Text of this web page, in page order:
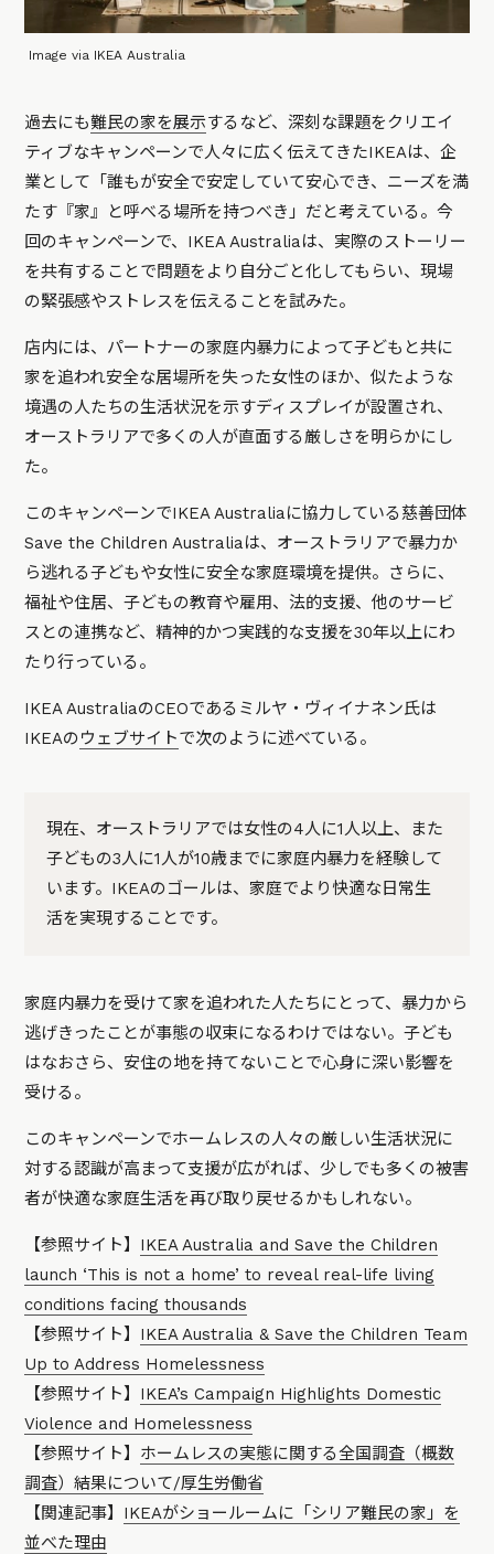
Image via IKEA Australia
過去にも難民の家を展示するなど、深刻な課題をクリエイ
ティブなキャンペーンで人々に広く伝えてきたIKEAは、企
業として「誰もが安全で安定していて安心でき、ニーズを満
たす『家』と呼べる場所を持つべき」だと考えている。今
回のキャンペーンで、IKEA Australiaは、実際のストーリー
を共有することで問題をより自分ごと化してもらい、現場
の緊張感やストレスを伝えることを試みた。
店内には、パートナーの家庭内暴力によって子どもと共に
家を追われ安全な居場所を失った女性のほか、似たような
境遇の人たちの生活状況を示すディスプレイが設置され、
オーストラリアで多くの人が直面する厳しさを明らかにし
た。
このキャンペーンでIKEA Australiaに協力している慈善団体
Save the Children Australiaは、オーストラリアで暴力か
ら逃れる子どもや女性に安全な家庭環境を提供。さらに、
福祉や住居、子どもの教育や雇用、法的支援、他のサービ
スとの連携など、精神的かつ実践的な支援を30年以上にわ
たり行っている。
IKEA AustraliaのCEOであるミルヤ・ヴィイナネン氏は
IKEAのウェブサイトで次のように述べている。
現在、オーストラリアでは女性の4人に1人以上、また
子どもの3人に1人が10歳までに家庭内暴力を経験して
います。IKEAのゴールは、家庭でより快適な日常生
活を実現することです。
家庭内暴力を受けて家を追われた人たちにとって、暴力から
逃げきったことが事態の収束になるわけではない。子ども
はなおさら、安住の地を持てないことで心身に深い影響を
受ける。
このキャンペーンでホームレスの人々の厳しい生活状況に
対する認識が高まって支援が広がれば、少しでも多くの被害
者が快適な家庭生活を再び取り戻せるかもしれない。
【参照サイト】 IKEA Australia and Save the Children
launch ‘This is not a home’ to reveal real-life living
conditions facing thousands
【参照サイト】 IKEA Australia & Save the Children Team
Up to Address Homelessness
【参照サイト】 IKEA’s Campaign Highlights Domestic
Violence and Homelessness
【参照サイト】 ホームレスの実態に関する全国調査（概数
調査）結果について/厚生労働省
【関連記事】 IKEAがショールームに「シリア難民の家」を
並べた理由